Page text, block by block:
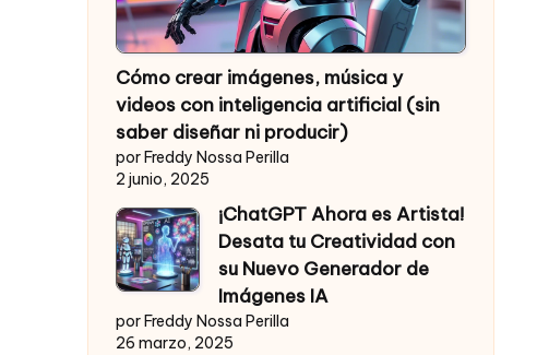
Cómo crear imágenes, música y
videos con inteligencia artificial (sin
saber diseñar ni producir)
por Freddy Nossa Perilla
2 junio, 2025
¡ChatGPT Ahora es Artista!
Desata tu Creatividad con
su Nuevo Generador de
Imágenes IA
por Freddy Nossa Perilla
26 marzo, 2025